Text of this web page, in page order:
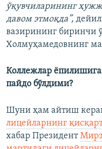
ўқувчиларининг
давом этмоқда”,
вазирининг биринчи
Холмуҳамедовнинг
Коллежлар
пайдо бўлдими?
Шуни ҳам айтиш
лицейларнинг
хабар Президент